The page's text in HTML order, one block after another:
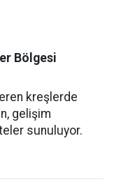
Bölgesi
kreşlerde
gelişim
sunuluyor.